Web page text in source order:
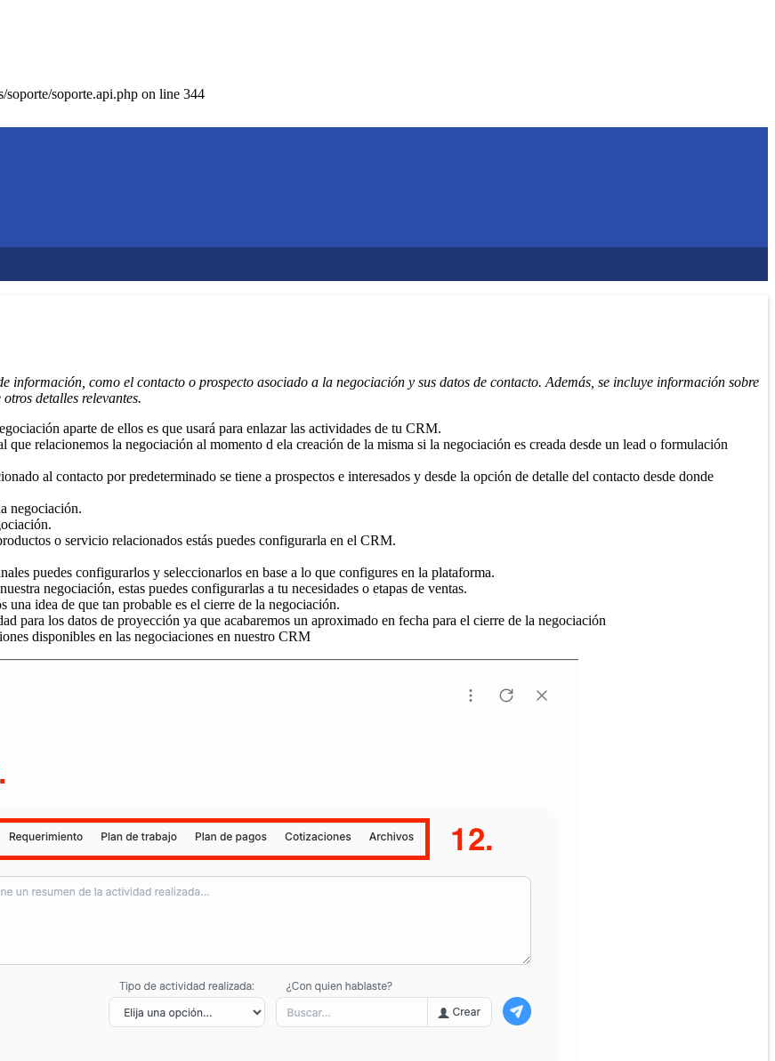
soporte.api.php on line 344
información, como el contacto o prospecto asociado a la negociación y sus datos de contacto. Además, se incluye información sobre
detalles relevantes.
aparte de ellos es que usará para enlazar las actividades de tu CRM.
relacionemos la negociación al momento d ela creación de la misma si la negociación es creada desde un lead o formulación
al contacto por predeterminado se tiene a prospectos e interesados y desde la opción de detalle del contacto desde donde
negociación.
o servicio relacionados estás puedes configurarla en el CRM.
puedes configurarlos y seleccionarlos en base a lo que configures en la plataforma.
negociación, estas puedes configurarlas a tu necesidades o etapas de ventas.
una idea de que tan probable es el cierre de la negociación.
para los datos de proyección ya que acabaremos un aproximado en fecha para el cierre de la negociación
disponibles en las negociaciones en nuestro CRM